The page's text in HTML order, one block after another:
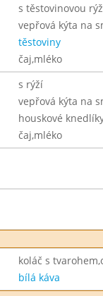
s těstovinovou
vepřová kýta na
těstoviny
čaj,mléko
s rýží
vepřová kýta na
houskové
čaj,mléko
koláč s
bílá káva